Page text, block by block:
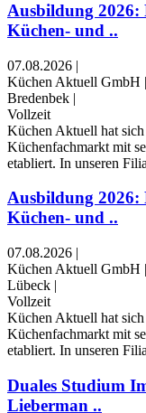
Ausbildung
Küchen- und ..
07.08.2026 |
Küchen Aktuell GmbH |
Bredenbek |
Vollzeit
Küchen Aktuell hat
Küchenfachmarkt mit
etabliert. In unseren
Ausbildung
Küchen- und ..
07.08.2026 |
Küchen Aktuell GmbH |
Lübeck |
Vollzeit
Küchen Aktuell hat
Küchenfachmarkt mit
etabliert. In unseren
Duales Studium
Lieberman ..